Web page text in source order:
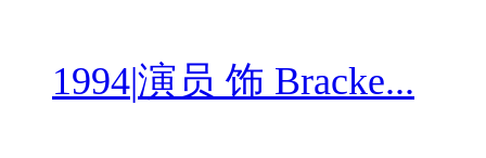
1994|演员 饰 Bracke...